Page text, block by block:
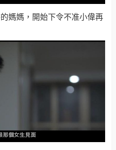
媽媽，開始下令不准小偉再